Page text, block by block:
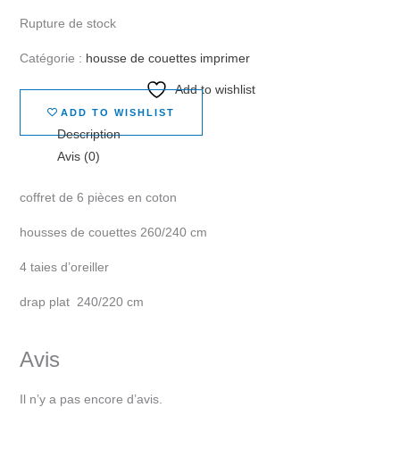
Rupture de stock
Catégorie : housse de couettes imprimer
Add to wishlist
ADD TO WISHLIST
Description
Avis (0)
coffret de 6 pièces en coton
housses de couettes 260/240 cm
4 taies d’oreiller
drap plat 240/220 cm
Avis
Il n’y a pas encore d’avis.